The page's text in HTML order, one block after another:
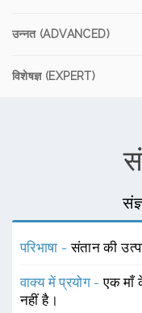
उन्नत (ADVANCED)
विशेषज्ञ (EXPERT)
परिभाषा -संतान की
वाक्य में प्रयोग -एक माँ
नहीं है।